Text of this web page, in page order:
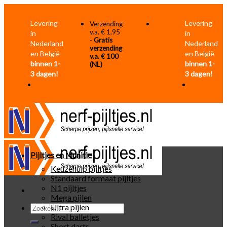
Levering
in
Nederland
en België
binnen 1-
3 dagen!
Verzending
v.a. € 1,95
- Gratis
verzending
v.a. € 100
(NL)
Levering
in
Nederland
en België
binnen 1-
3 dagen!
Zoeken
naar:
Pijltjes en Munitie
Keuzehulp pijltjes
Standaard formaat pijltjes
N1 pijltjes
Mega pijlen
Ultra pijlen
Rival balletjes